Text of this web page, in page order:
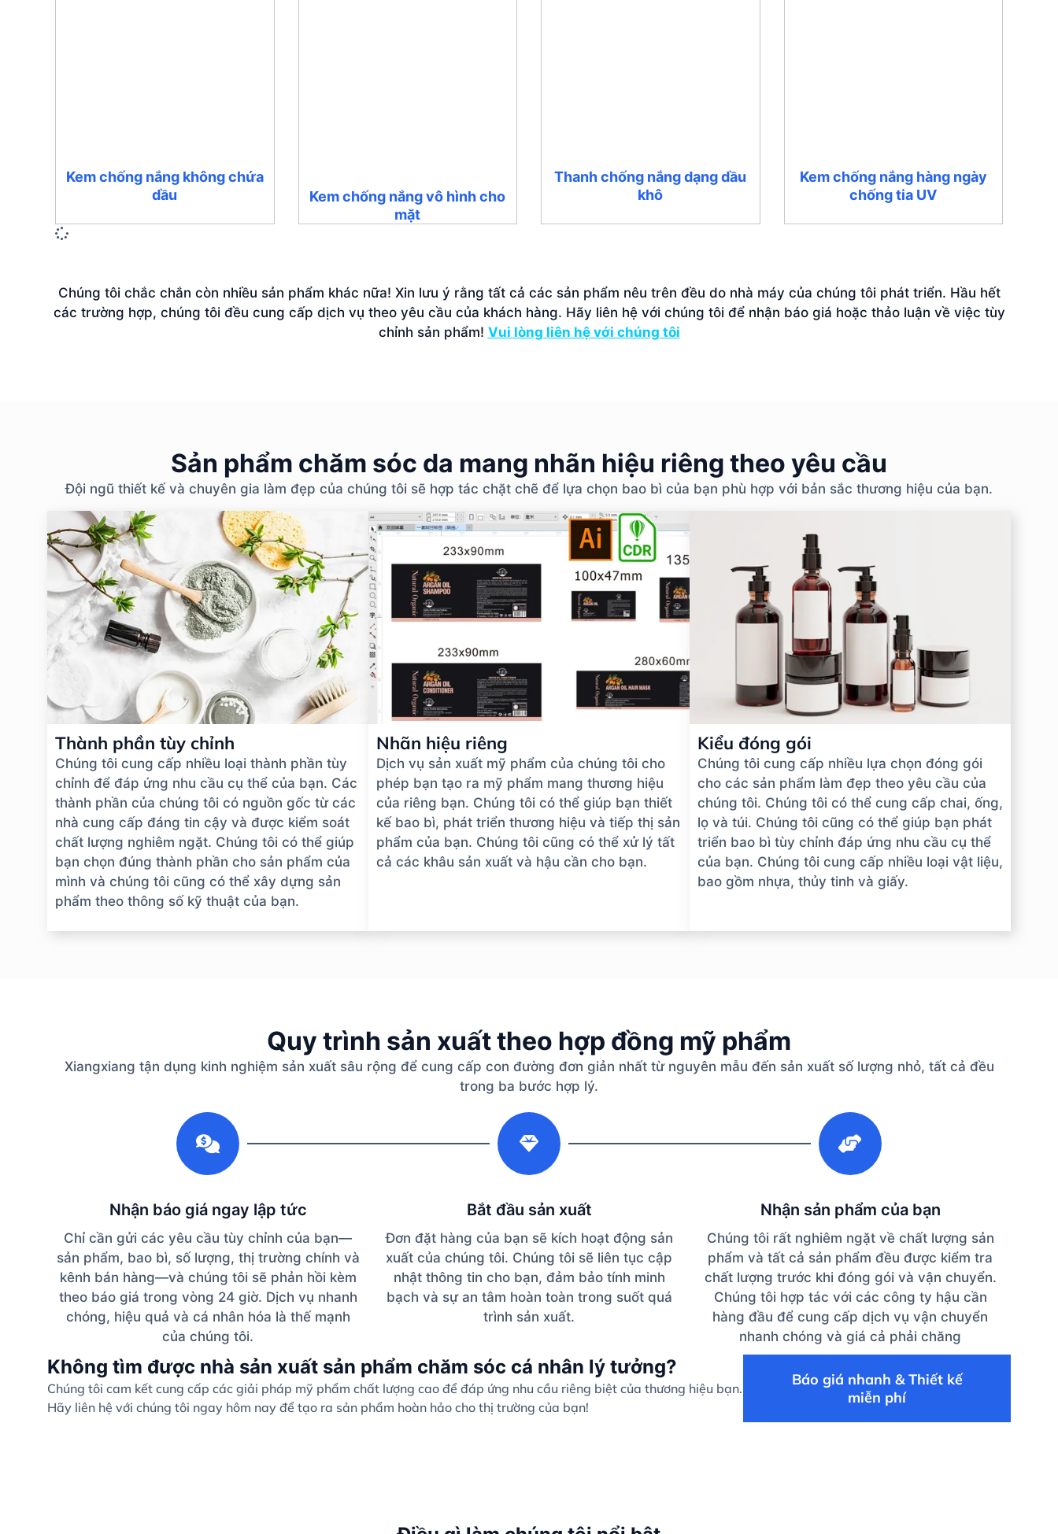
Kem chống nắng không chứa
dầu
Kem chống nắng vô hình cho
mặt
Thanh chống nắng dạng dầu
khô
Kem chống nắng hàng ngày
chống tia UV
Chúng tôi chắc chắn còn nhiều sản phẩm khác nữa! Xin lưu ý rằng tất cả các sản phẩm nêu trên đều do nhà máy của chúng tôi phát triển. Hầu hết
các trường hợp, chúng tôi đều cung cấp dịch vụ theo yêu cầu của khách hàng. Hãy liên hệ với chúng tôi để nhận báo giá hoặc thảo luận về việc tùy
chỉnh sản phẩm! Vui lòng liên hệ với chúng tôi
Sản phẩm chăm sóc da mang nhãn hiệu riêng theo yêu cầu
Đội ngũ thiết kế và chuyên gia làm đẹp của chúng tôi sẽ hợp tác chặt chẽ để lựa chọn bao bì của bạn phù hợp với bản sắc thương hiệu của bạn.
Thành phần tùy chỉnh
Chúng tôi cung cấp nhiều loại thành phần tùy
chỉnh để đáp ứng nhu cầu cụ thể của bạn. Các
thành phần của chúng tôi có nguồn gốc từ các
nhà cung cấp đáng tin cậy và được kiểm soát
chất lượng nghiêm ngặt. Chúng tôi có thể giúp
bạn chọn đúng thành phần cho sản phẩm của
mình và chúng tôi cũng có thể xây dựng sản
phẩm theo thông số kỹ thuật của bạn.
Nhãn hiệu riêng
Dịch vụ sản xuất mỹ phẩm của chúng tôi cho
phép bạn tạo ra mỹ phẩm mang thương hiệu
của riêng bạn. Chúng tôi có thể giúp bạn thiết
kế bao bì, phát triển thương hiệu và tiếp thị sản
phẩm của bạn. Chúng tôi cũng có thể xử lý tất
cả các khâu sản xuất và hậu cần cho bạn.
Kiểu đóng gói
Chúng tôi cung cấp nhiều lựa chọn đóng gói
cho các sản phẩm làm đẹp theo yêu cầu của
chúng tôi. Chúng tôi có thể cung cấp chai, ống,
lọ và túi. Chúng tôi cũng có thể giúp bạn phát
triển bao bì tùy chỉnh đáp ứng nhu cầu cụ thể
của bạn. Chúng tôi cung cấp nhiều loại vật liệu,
bao gồm nhựa, thủy tinh và giấy.
Quy trình sản xuất theo hợp đồng mỹ phẩm
Xiangxiang tận dụng kinh nghiệm sản xuất sâu rộng để cung cấp con đường đơn giản nhất từ nguyên mẫu đến sản xuất số lượng nhỏ, tất cả đều
trong ba bước hợp lý.
Nhận báo giá ngay lập tức
Chỉ cần gửi các yêu cầu tùy chỉnh của bạn—
sản phẩm, bao bì, số lượng, thị trường chính và
kênh bán hàng—và chúng tôi sẽ phản hồi kèm
theo báo giá trong vòng 24 giờ. Dịch vụ nhanh
chóng, hiệu quả và cá nhân hóa là thế mạnh
của chúng tôi.
Bắt đầu sản xuất
Đơn đặt hàng của bạn sẽ kích hoạt động sản
xuất của chúng tôi. Chúng tôi sẽ liên tục cập
nhật thông tin cho bạn, đảm bảo tính minh
bạch và sự an tâm hoàn toàn trong suốt quá
trình sản xuất.
Nhận sản phẩm của bạn
Chúng tôi rất nghiêm ngặt về chất lượng sản
phẩm và tất cả sản phẩm đều được kiểm tra
chất lượng trước khi đóng gói và vận chuyển.
Chúng tôi hợp tác với các công ty hậu cần
hàng đầu để cung cấp dịch vụ vận chuyển
nhanh chóng và giá cả phải chăng
Không tìm được nhà sản xuất sản phẩm chăm sóc cá nhân lý tưởng?
Chúng tôi cam kết cung cấp các giải pháp mỹ phẩm chất lượng cao để đáp ứng nhu cầu riêng biệt của thương hiệu bạn.
Hãy liên hệ với chúng tôi ngay hôm nay để tạo ra sản phẩm hoàn hảo cho thị trường của bạn!
Báo giá nhanh & Thiết kế
miễn phí